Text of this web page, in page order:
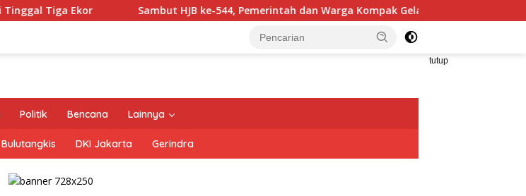
Sambut HJB ke-544, Pemerintah dan Warga Kompak Gelar Aksi Bersih dan Tanam Ribuan Pohon di
tutup
Politik Bencana Lainnya
Bulutangkis DKI Jakarta Gerindra